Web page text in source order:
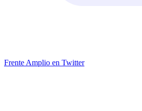
Frente Amplio en Twitter